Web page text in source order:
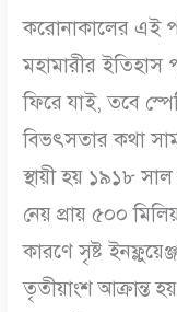
­করোনাকালের এই
মহামারীর
ফিরে যাই, তবে
বিভৎসতার কথা
স্থায়ী হয় ১৯১৮
নেয় প্রায় ৫০০
কারণে সৃষ্ট
তৃতীয়াংশ আক্রান্ত